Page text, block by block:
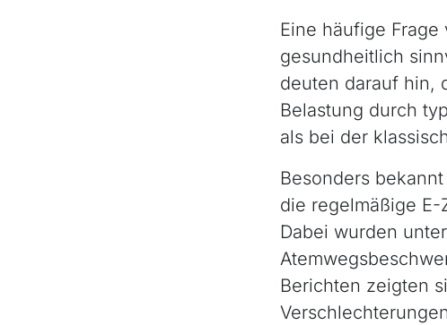
Eine häufige
gesundheitlich
deuten darauf hin,
Belastung durch
als bei der
Besonders
die regelmäßige
Dabei wurden
Berichten zeigten